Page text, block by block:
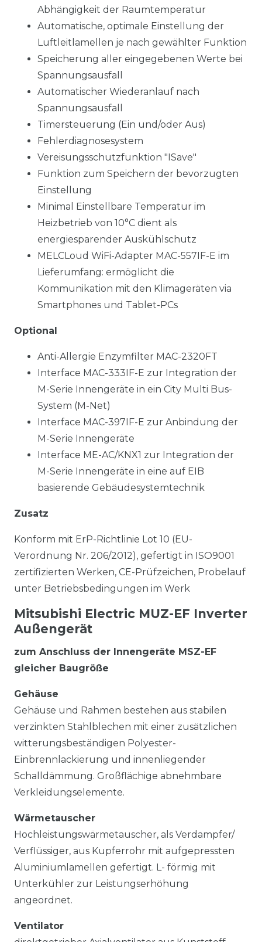
Abhängigkeit der Raumtemperatur
Automatische, optimale Einstellung der
Luftleitlamellen je nach gewählter Funktion
Speicherung aller eingegebenen Werte bei
Spannungsausfall
Automatischer Wiederanlauf nach
Spannungsausfall
Timersteuerung (Ein und/oder Aus)
Fehlerdiagnosesystem
Vereisungsschutzfunktion "ISave"
Funktion zum Speichern der bevorzugten
Einstellung
Minimal Einstellbare Temperatur im
Heizbetrieb von 10°C dient als
energiesparender Auskühlschutz
MELCLoud WiFi-Adapter MAC-557IF-E im
Lieferumfang: ermöglicht die
Kommunikation mit den Klimageräten via
Smartphones und Tablet-PCs
Optional
Anti-Allergie Enzymfilter MAC-2320FT
Interface MAC-333IF-E zur Integration der
M-Serie Innengeräte in ein City Multi Bus-
System (M-Net)
Interface MAC-397IF-E zur Anbindung der
M-Serie Innengeräte
Interface ME-AC/KNX1 zur Integration der
M-Serie Innengeräte in eine auf EIB
basierende Gebäudesystemtechnik
Zusatz
Konform mit ErP-Richtlinie Lot 10 (EU-
Verordnung Nr. 206/2012), gefertigt in ISO9001
zertifizierten Werken, CE-Prüfzeichen, Probelauf
unter Betriebsbedingungen im Werk
Mitsubishi Electric MUZ-EF Inverter
Außengerät
zum Anschluss der Innengeräte MSZ-EF
gleicher Baugröße
Gehäuse
Gehäuse und Rahmen bestehen aus stabilen
verzinkten Stahlblechen mit einer zusätzlichen
witterungsbeständigen Polyester-
Einbrennlackierung und innenliegender
Schalldämmung. Großflächige abnehmbare
Verkleidungselemente.
Wärmetauscher
Hochleistungswärmetauscher, als Verdampfer/
Verflüssiger, aus Kupferrohr mit aufgepressten
Aluminiumlamellen gefertigt. L- förmig mit
Unterkühler zur Leistungserhöhung
angeordnet.
Ventilator